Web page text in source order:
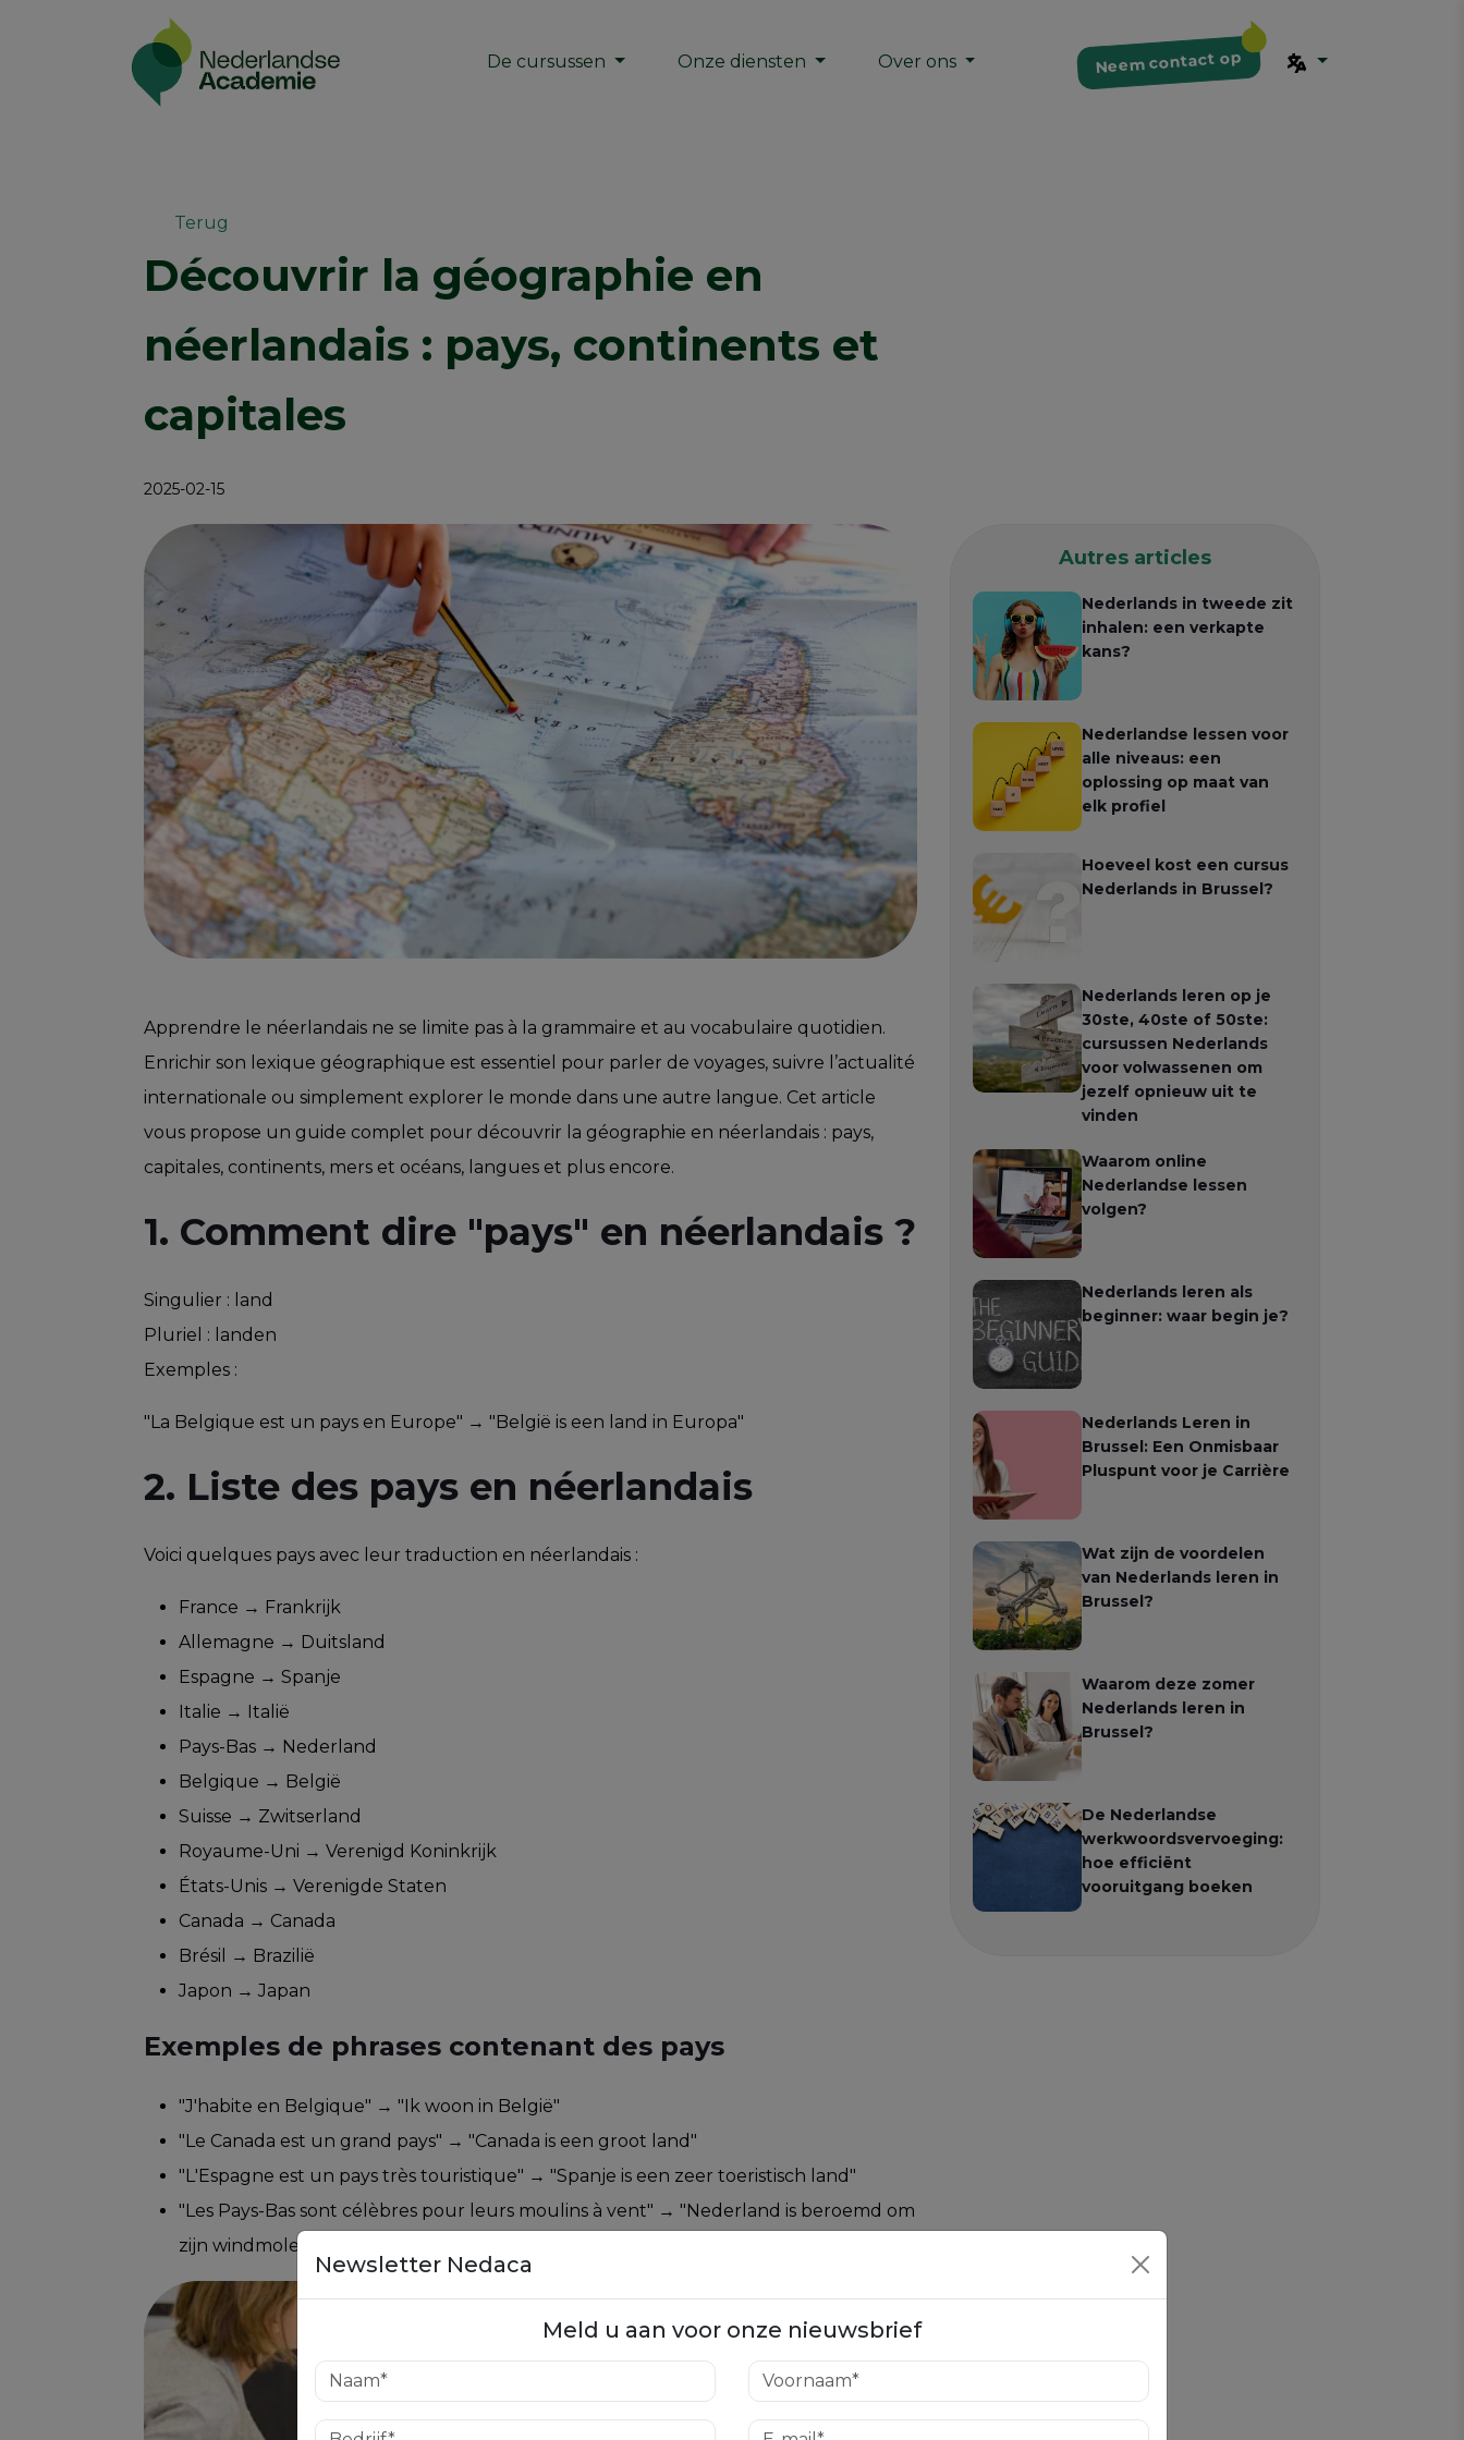
De cursussen Onze diensten Over ons Neem contact op
Terug
Découvrir la géographie en
néerlandais : pays, continents et
capitales
2025-02-15
Apprendre le néerlandais ne se limite pas à la grammaire et au vocabulaire quotidien.
Enrichir son lexique géographique est essentiel pour parler de voyages, suivre l’actualité
internationale ou simplement explorer le monde dans une autre langue. Cet article
vous propose un guide complet pour découvrir la géographie en néerlandais : pays,
capitales, continents, mers et océans, langues et plus encore.
1. Comment dire "pays" en néerlandais ?
Singulier : land
Pluriel : landen
Exemples :
"La Belgique est un pays en Europe" → "België is een land in Europa"
2. Liste des pays en néerlandais
Voici quelques pays avec leur traduction en néerlandais :
France → Frankrijk
Allemagne → Duitsland
Espagne → Spanje
Italie → Italië
Pays-Bas → Nederland
Belgique → België
Suisse → Zwitserland
Royaume-Uni → Verenigd Koninkrijk
États-Unis → Verenigde Staten
Canada → Canada
Brésil → Brazilië
Japon → Japan
Exemples de phrases contenant des pays
"J'habite en Belgique" → "Ik woon in België"
"Le Canada est un grand pays" → "Canada is een groot land"
"L'Espagne est un pays très touristique" → "Spanje is een zeer toeristisch land"
"Les Pays-Bas sont célèbres pour leurs moulins à vent" → "Nederland is beroemd om
zijn windmolens"
Autres articles
Nederlands in tweede zit
inhalen: een verkapte
kans?
Nederlandse lessen voor
alle niveaus: een
oplossing op maat van
elk profiel
Hoeveel kost een cursus
Nederlands in Brussel?
Nederlands leren op je
30ste, 40ste of 50ste:
cursussen Nederlands
voor volwassenen om
jezelf opnieuw uit te
vinden
Waarom online
Nederlandse lessen
volgen?
Nederlands leren als
beginner: waar begin je?
Nederlands Leren in
Brussel: Een Onmisbaar
Pluspunt voor je Carrière
Wat zijn de voordelen
van Nederlands leren in
Brussel?
Waarom deze zomer
Nederlands leren in
Brussel?
De Nederlandse
werkwoordsvervoeging:
hoe efficiënt
vooruitgang boeken
Newsletter Nedaca
Meld u aan voor onze nieuwsbrief